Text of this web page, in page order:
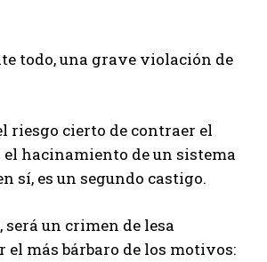
todo, una grave violación de
riesgo cierto de contraer el
hacinamiento de un sistema
sí, es un segundo castigo.
será un crimen de lesa
el más bárbaro de los motivos: